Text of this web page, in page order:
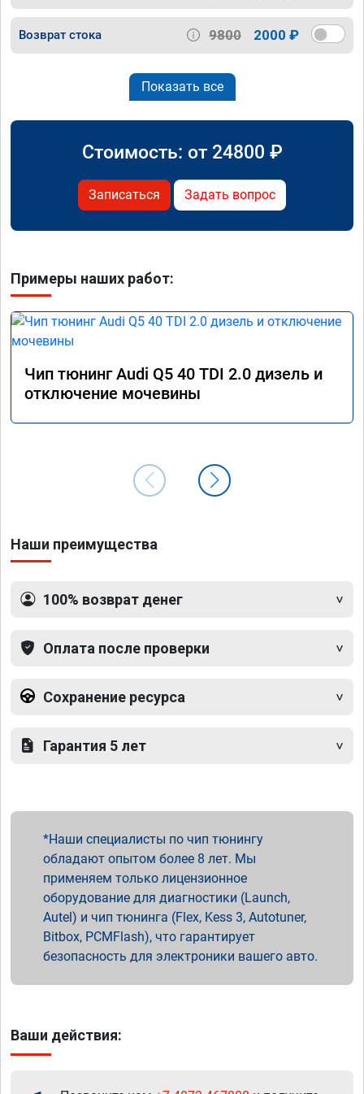
Возврат стока 9800 2000 ₽
Показать все
Стоимость: от 24800 ₽
Записаться Задать вопрос
Примеры наших работ:
Чип тюнинг Audi Q5 40 TDI 2.0 дизель и
отключение мочевины
Наши преимущества
100% возврат денег
Оплата после проверки
Сохранение ресурса
Гарантия 5 лет
Наши специалисты по чип тюнингу
обладают опытом более 8 лет. Мы
применяем только лицензионное
оборудование для диагностики (Launch,
Autel) и чип тюнинга (Flex, Kess 3, Autotuner,
Bitbox, PCMFlash), что гарантирует
безопасность для электроники вашего авто.
Ваши действия: